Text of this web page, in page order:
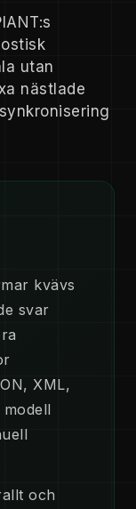
utan
nästlade
kvävs
svar
XML,
och